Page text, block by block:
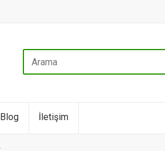
Blog İletişim